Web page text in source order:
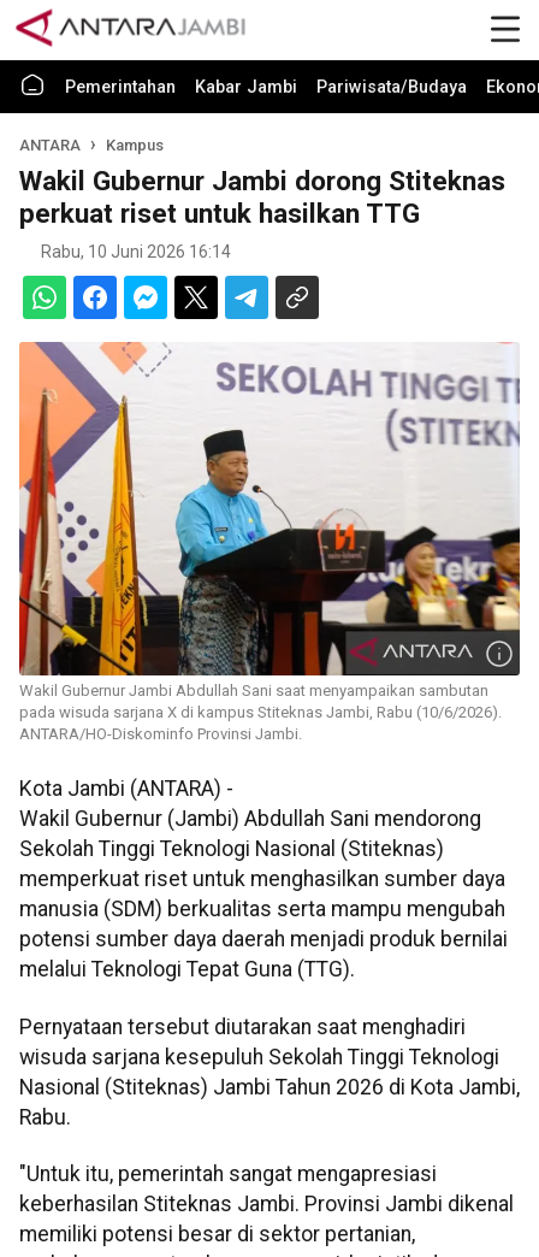
Pemerintahan Kabar Jambi Pariwisata/Budaya
ANTARA Kampus
Wakil Gubernur Jambi dorong Stiteknas
perkuat riset untuk hasilkan TTG
Rabu, 10 Juni 2026 16:14
Wakil Gubernur Jambi Abdullah Sani saat menyampaikan sambutan
pada wisuda sarjana X di kampus Stiteknas Jambi, Rabu (10/6/2026).
ANTARA/HO-Diskominfo Provinsi Jambi.
Kota Jambi (ANTARA) -
Wakil Gubernur (Jambi) Abdullah Sani mendorong
Sekolah Tinggi Teknologi Nasional (Stiteknas)
memperkuat riset untuk menghasilkan sumber daya
manusia (SDM) berkualitas serta mampu mengubah
potensi sumber daya daerah menjadi produk bernilai
melalui Teknologi Tepat Guna (TTG).
Pernyataan tersebut diutarakan saat menghadiri
wisuda sarjana kesepuluh Sekolah Tinggi Teknologi
Nasional (Stiteknas) Jambi Tahun 2026 di Kota Jambi,
Rabu.
"Untuk itu, pemerintah sangat mengapresiasi
keberhasilan Stiteknas Jambi. Provinsi Jambi dikenal
memiliki potensi besar di sektor pertanian,